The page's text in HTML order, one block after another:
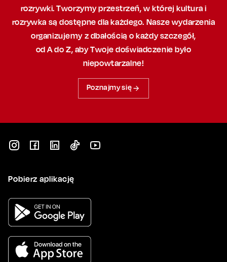
rozrywki. Tworzymy przestrzeń,w której kultura i
rozrywka są dostępne dla każdego. Nasze wydarzenia
organizujemy z dbałością o każdy szczegół,
od A do Z, abyTwoje doświadczenie było
niepowtarzalne!
Poznajmy się
Pobierz aplikację